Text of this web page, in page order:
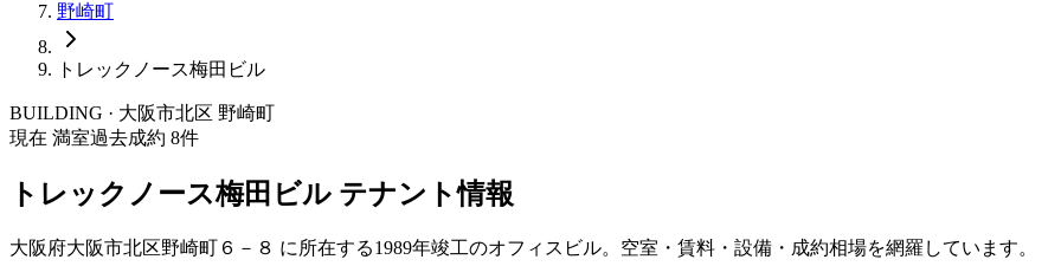
野崎町
トレックノース梅田ビル
BUILDING · 大阪市北区 野崎町
現在 満室過去成約 8件
トレックノース梅田ビル テナント情報
大阪府大阪市北区野崎町６－８ に所在する1989年竣工のオフィスビル。空室・賃料・設備・成約相場を網羅しています。